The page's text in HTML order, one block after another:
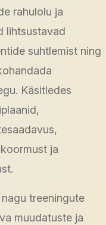
rahulolu ja
lihtsustavad
suhtlemist ning
Käsitledes
ja
treeningute
muudatuste ja